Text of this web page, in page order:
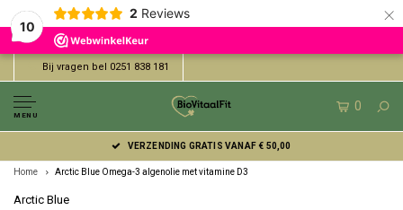
10
2 Reviews ×
Bij vragen bel 0251 838 181
MENU
0
VERZENDING GRATIS VANAF € 50,00
Home Arctic Blue Omega-3 algenolie met vitamine D3
Arctic Blue